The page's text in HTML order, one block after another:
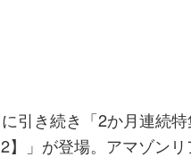
引き続き「2か月連続
】」が登場。アマゾン